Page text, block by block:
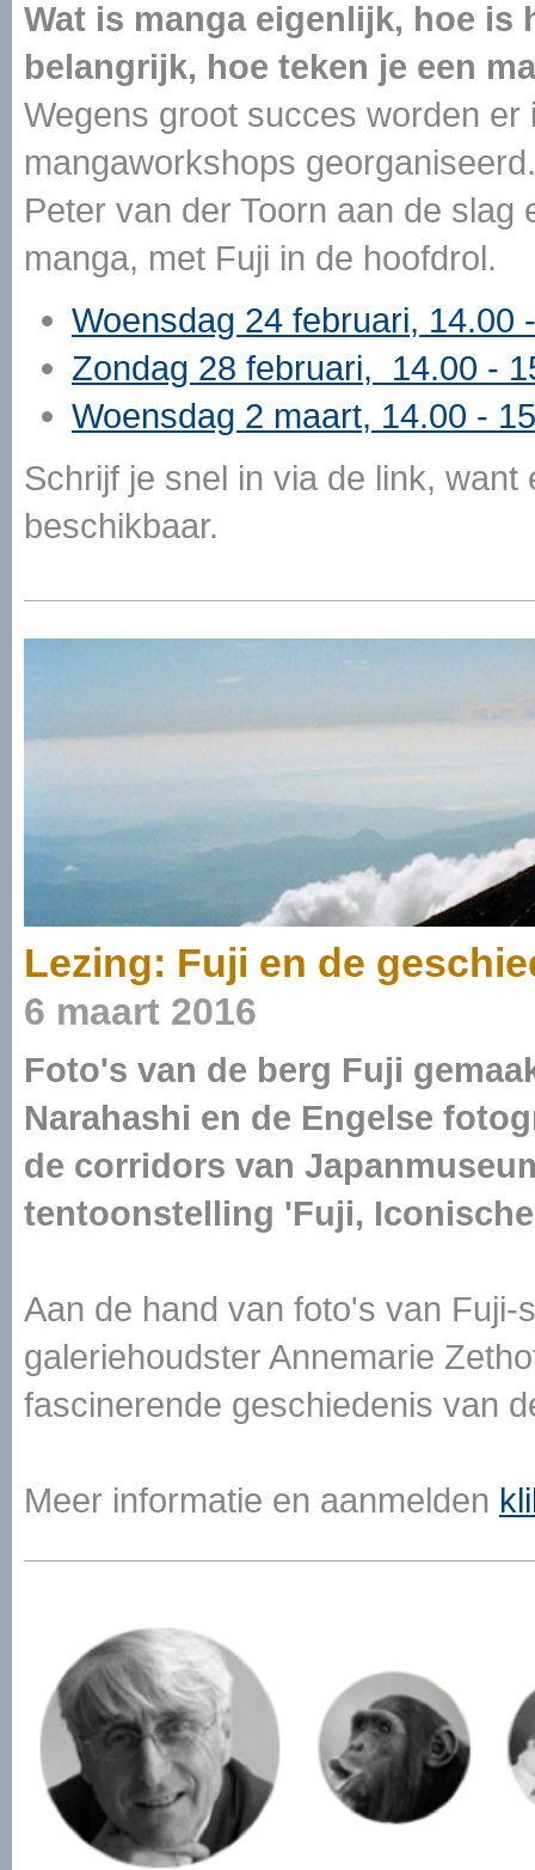
Wat is manga eigenlijk, hoe is
belangrijk, hoe teken je een
Wegens groot succes worden
mangaworkshops
Peter van der Toorn aan de
manga, met Fuji in de hoofdrol.
Woensdag 24 februari, 14.00
Zondag 28 februari, 14.00 -
Woensdag 2 maart, 14.00 -
Schrijf je snel in via de link,
beschikbaar.
Lezing: Fuji en de
6 maart 2016
Foto's van de berg Fuji
Narahashi en de Engelse
de corridors van
tentoonstelling 'Fuji,
Aan de hand van foto's van
galeriehoudster Annemarie
fascinerende geschiedenis van
Meer informatie en aanmelden